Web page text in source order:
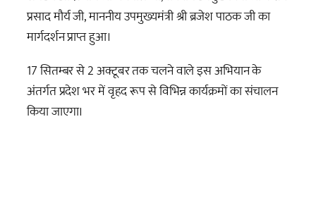
प्रसाद मौर्य जी, माननीय उपमुख्यमंत्री श्री ब्रजेश पाठक जी का
मार्गदर्शन प्राप्त हुआ।
17 सितम्बर से 2 अक्टूबर तक चलने वाले इस अभियान के
अंतर्गत प्रदेश भर में वृहद रूप से विभिन्न कार्यक्रमों का संचालन
किया जाएगा।